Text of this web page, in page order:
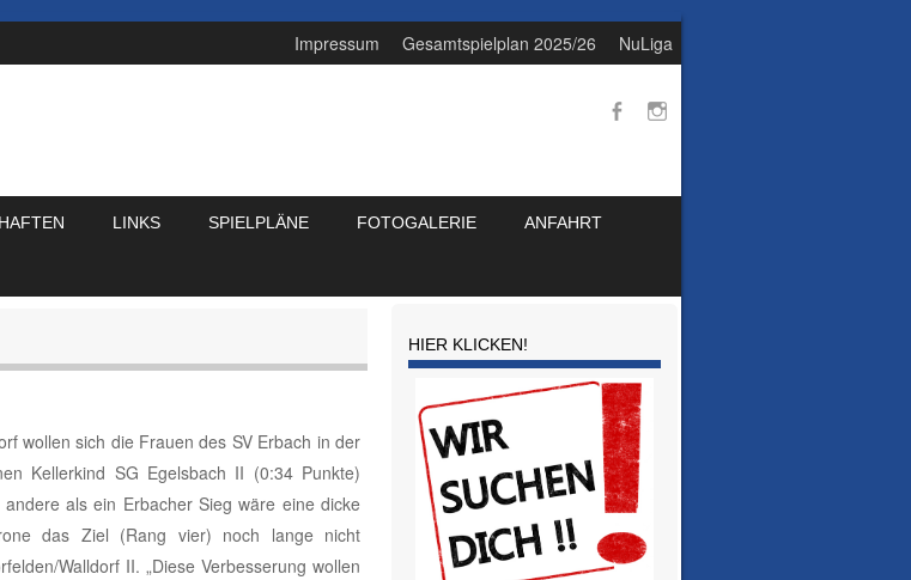
Impressum Gesamtspielplan 2025/26 NuLiga
LINKS SPIELPLÄNE FOTOGALERIE ANFAHRT
wollen sich die Frauen des SV Erbach in der
Kellerkind SG Egelsbach II (0:34 Punkte)
als ein Erbacher Sieg wäre eine dicke
das Ziel (Rang vier) noch lange nicht
Walldorf II. „Diese Verbesserung wollen
HIER KLICKEN!